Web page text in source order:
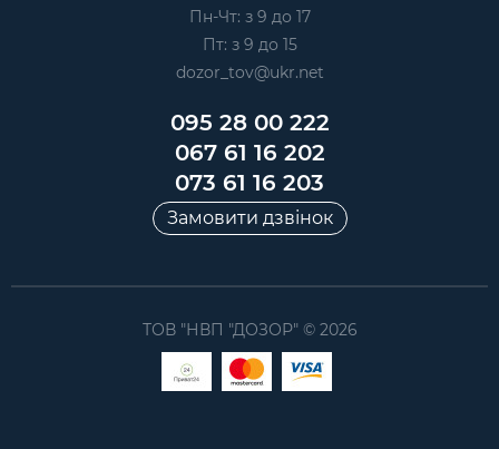
Пн-Чт: з 9 до 17
Пт: з 9 до 15
dozor_tov@ukr.net
095 28 00 222
067 61 16 202
073 61 16 203
Замовити дзвінок
ТОВ "НВП "ДОЗОР" © 2026